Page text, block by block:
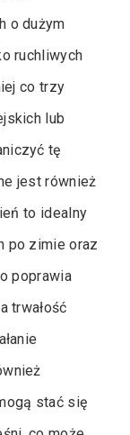
o dużym
ruchliwych
co trzy
lub
tę
jest również
to idealny
po zimie oraz
poprawia
trwałość
stać się